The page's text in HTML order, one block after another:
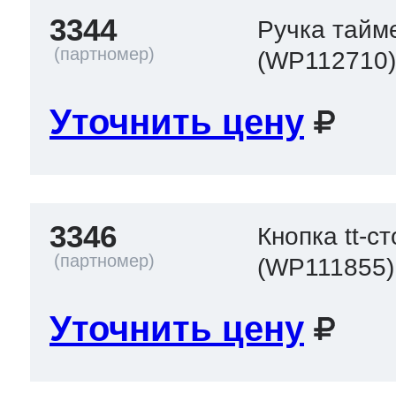
3344
Ручка
(WP112710)
Уточнить цену
3346
Кнопка tt-
(WP111855)
Уточнить цену